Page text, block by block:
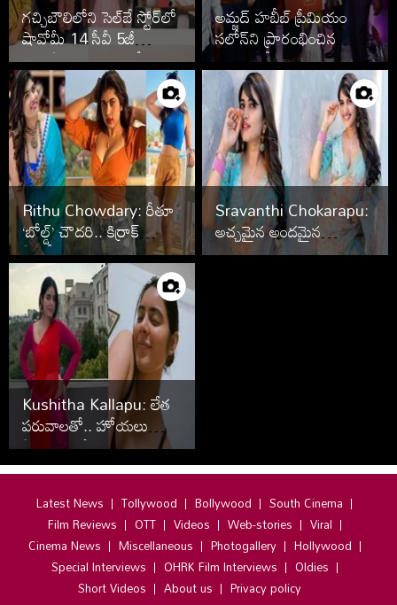
గచ్చిబౌలిలోని సెల్‌బే స్టోర్‌లో
షావోమీ 14 సీవీ 5జీ
స్మార్ట్‌ఫోన్‌ను లాంచ్ చేసిన
సినీనటి వర్షిణి ఫొటోలు
అమ్జద్ హబీబ్ ప్రీమియం
సలోన్‌ని ప్రారంభించిన
నందితా శ్వేతా, డింపుల్
హయాతి ఫొటోలు
Rithu Chowdary: రీతూ
‘బోల్డ్‌’ చౌద‌రి.. కిర్రాక్
ఫోటోలు
Sravanthi Chokarapu:
అచ్చమైన అందమైన
తెలుగమ్మాయి స్రవంతి
Kushitha Kallapu: లేత
ప‌రువాల‌తో.. హోయ‌లు
పోతున్న‌‘బ‌జ్జీల‌’ పాప
(ఫొటోలు)
Latest News Tollywood Bollywood
South Cinema
Film Reviews
OTT Videos Web-stories
Viral
Cinema News
Miscellaneous Photogallery
Hollywood
Special Interviews
OHRK Film Interviews
Oldies
Short Videos
About us Privacy policy